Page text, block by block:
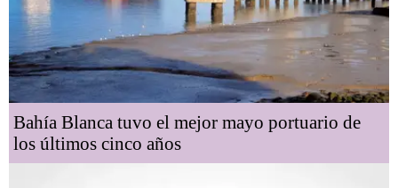
Bahía Blanca tuvo el mejor mayo portuario de
los últimos cinco años